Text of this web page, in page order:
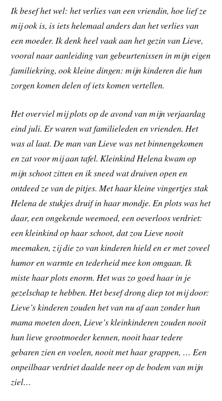
Ik besef het wel: het verlies van een vriendin, hoe lief ze
mij ook is, is iets helemaal anders dan het verlies van
een moeder. Ik denk heel vaak aan het gezin van Lieve,
vooral naar aanleiding van gebeurtenissen in mijn eigen
familiekring, ook kleine dingen: mijn kinderen die hun
zorgen komen delen of iets komen vertellen.
Het overviel mij plots op de avond van mijn verjaardag
eind juli. Er waren wat familieleden en vrienden. Het
was al laat. De man van Lieve was net binnengekomen
en zat voor mij aan tafel. Kleinkind Helena kwam op
mijn schoot zitten en ik sneed wat druiven open en
ontdeed ze van de pitjes. Met haar kleine vingertjes stak
Helena de stukjes druif in haar mondje. En plots was het
daar, een ongekende weemoed, een oeverloos verdriet:
een kleinkind op haar schoot, dat zou Lieve nooit
meemaken, zij die zo van kinderen hield en er met zoveel
humor en warmte en tederheid mee kon omgaan. Ik
miste haar plots enorm. Het was zo goed haar in je
gezelschap te hebben. Het besef drong diep tot mij door:
Lieve’s kinderen zouden het van nu af aan zonder hun
mama moeten doen, Lieve’s kleinkinderen zouden nooit
hun lieve grootmoeder kennen, nooit haar tedere
gebaren zien en voelen, nooit met haar grappen, … Een
onpeilbaar verdriet daalde neer op de bodem van mijn
ziel…